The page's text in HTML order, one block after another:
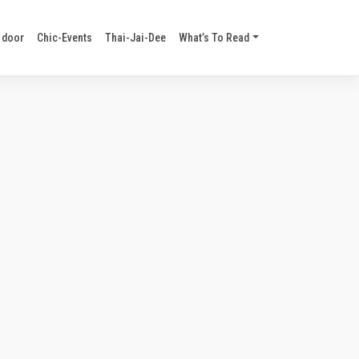
door Chic-Events Thai-Jai-Dee What’s To Read